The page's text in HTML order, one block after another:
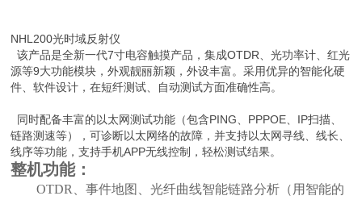
NHL200光时域反射仪
该产品是全新一代7寸电容触摸产品，集成OTDR、光功率计、红光
源等9大功能模块，外观靓丽新颖，外设丰富。采用优异的智能化硬
件、软件设计，在短纤测试、自动测试方面准确性高。
同时配备丰富的以太网测试功能（包含PING、PPPOE、IP扫描、
链路测速等），可诊断以太网络的故障，并支持以太网寻线、线长、
线序等功能，支持手机APP无线控制，轻松测试结果。
整机功能：
OTDR 、事件地图、光纤曲线智能链路分析（用智能的